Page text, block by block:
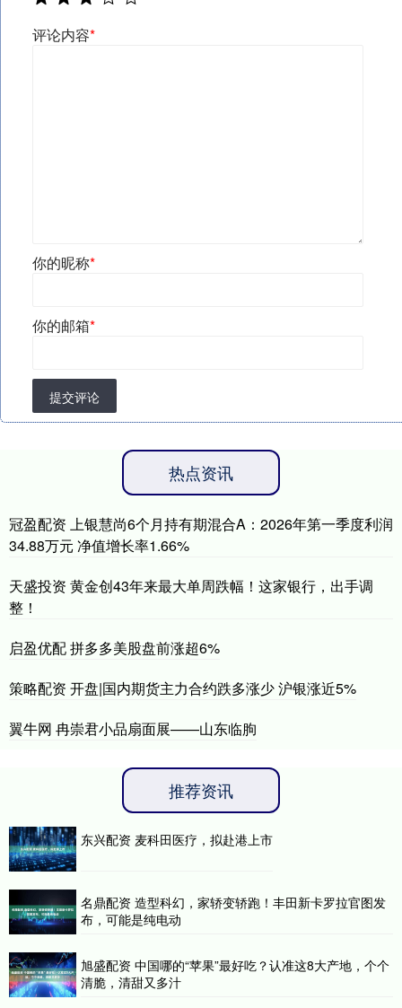
评论内容*
你的昵称*
你的邮箱*
提交评论
热点资讯
冠盈配资 上银慧尚6个月持有期混合A：2026年第一季度利润
34.88万元 净值增长率1.66%
天盛投资 黄金创43年来最大单周跌幅！这家银行，出手调
整！
启盈优配 拼多多美股盘前涨超6%
策略配资 开盘|国内期货主力合约跌多涨少 沪银涨近5%
翼牛网 冉崇君小品扇面展——山东临朐
推荐资讯
东兴配资 麦科田医疗，拟赴港上市
名鼎配资 造型科幻，家轿变轿跑！丰田新卡罗拉官图发
布，可能是纯电动
旭盛配资 中国哪的“苹果”最好吃？认准这8大产地，个个
清脆，清甜又多汁